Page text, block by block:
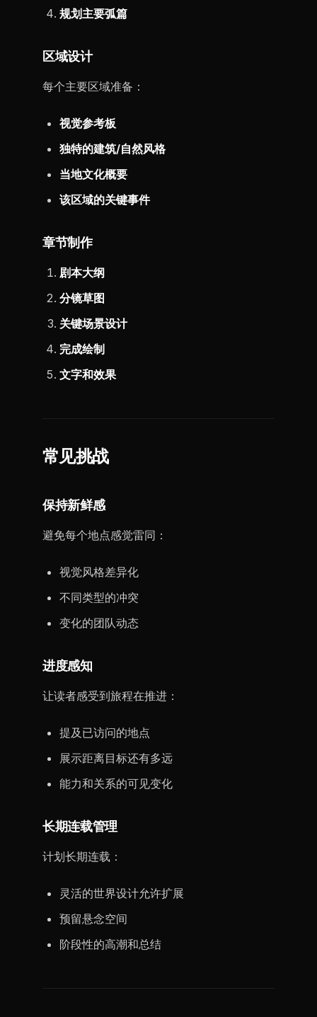
规划主要弧篇
区域设计
每个主要区域准备：
视觉参考板
独特的建筑/自然风格
当地文化概要
该区域的关键事件
章节制作
剧本大纲
分镜草图
关键场景设计
完成绘制
文字和效果
常见挑战
保持新鲜感
避免每个地点感觉雷同：
视觉风格差异化
不同类型的冲突
变化的团队动态
进度感知
让读者感受到旅程在推进：
提及已访问的地点
展示距离目标还有多远
能力和关系的可见变化
长期连载管理
计划长期连载：
灵活的世界设计允许扩展
预留悬念空间
阶段性的高潮和总结